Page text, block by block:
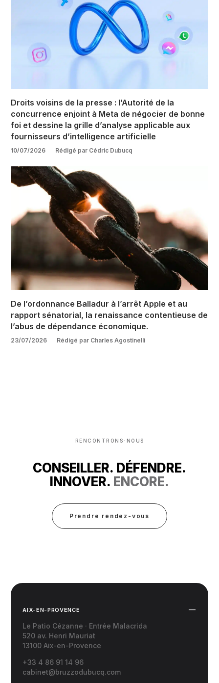
De l’ordonnance Balladur à l’arrêt Apple et au
rapport sénatorial, la renaissance contentieuse de
l’abus de dépendance économique.
23/07/2026 Rédigé par Charles Agostinelli
Droits voisins de la presse : l’Autorité de la
concurrence enjoint à Meta de négocier de bonne
foi et dessine la grille d’analyse applicable aux
fournisseurs d’intelligence artificielle
10/07/2026 Rédigé par Cédric Dubucq
RENCONTRONS-NOUS
CONSEILLER. DÉFENDRE.
INNOVER. ENCORE.
Prendre rendez-vous
AIX-EN-PROVENCE
Le Patio Cézanne · Entrée Malacrida
520 av. Henri Mauriat
13100 Aix-en-Provence
+33 4 86 91 14 96
cabinet@bruzzodubucq.com